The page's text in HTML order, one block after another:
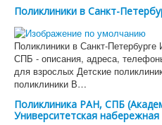
Поликлиники в Санкт-
Поликлиники в Санкт-
СПБ - описания, адреса,
для взрослых Детские
поликлиники В…
Поликлиника РАН, СПБ
Университетская набережная